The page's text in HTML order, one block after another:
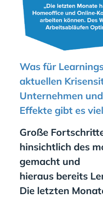
Was für
aktuellen
Unternehmen
Effekte gibt es
Große
hinsichtlich des
gemacht und
hieraus bereits
Die letzten